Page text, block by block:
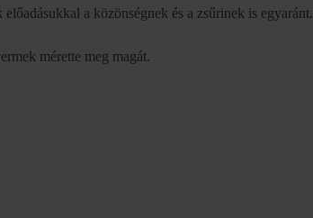
a közönségnek és a zsűrinek is egyaránt.
mérette meg magát.